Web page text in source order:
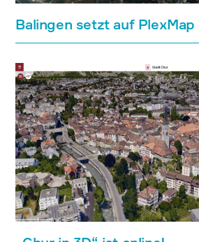
Balingen setzt auf PlexMap